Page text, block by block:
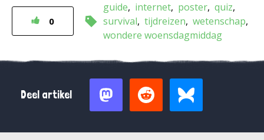
0
guide internet poster quiz
survival tijdreizen wetenschap
wondere woensdagmiddag
Deel artikel